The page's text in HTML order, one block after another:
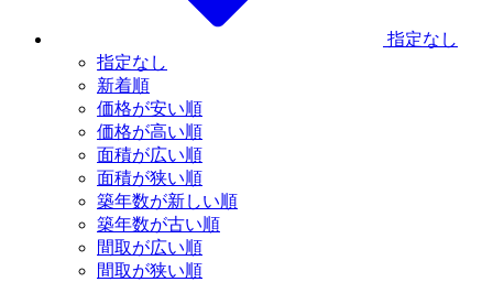
指定なし
指定なし
新着順
価格が安い順
価格が高い順
面積が広い順
面積が狭い順
築年数が新しい順
築年数が古い順
間取が広い順
間取が狭い順